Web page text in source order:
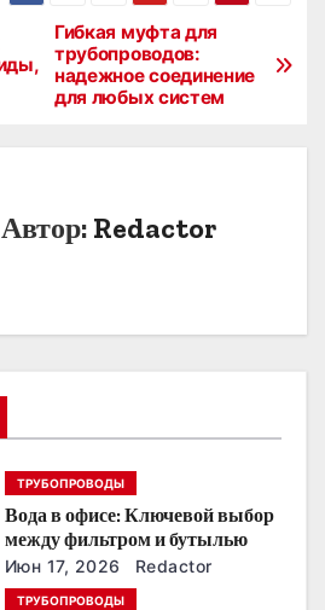
Гибкая муфта для
трубопроводов:
надежное соединение
для любых систем
Автор: Redactor
ТРУБОПРОВОДЫ
Вода в офисе: Ключевой выбор
между фильтром и бутылью
Июн 17, 2026 Redactor
ТРУБОПРОВОДЫ